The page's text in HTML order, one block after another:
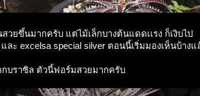
ขึ้นมากครับ แต่ไม้เล็กบางต้นแดดเเรง ก็เงิบไป
ะ excelsa special silver ตอนนี้เริ่มมองเห็นบ้างแ
กบราซิล ตัวนี้ฟอร์มสวยมากครับ